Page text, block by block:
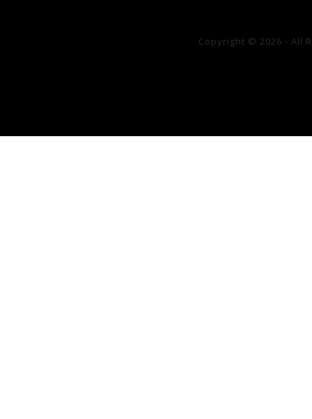
Copyright © 2026 - All